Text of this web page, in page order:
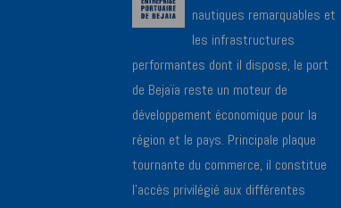
nautiques remarquables et
les infrastructures
performantes dont il dispose, le port
de Bejaïa reste un moteur de
développement économique pour la
région et le pays. Principale plaque
tournante du commerce, il constitue
l’accès privilégié aux différentes